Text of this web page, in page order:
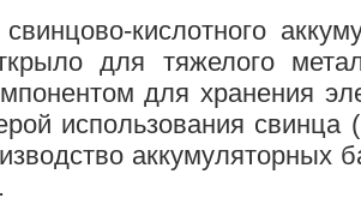
кислотного
для тяжелого
для хранения
использования свинца
аккумуляторных